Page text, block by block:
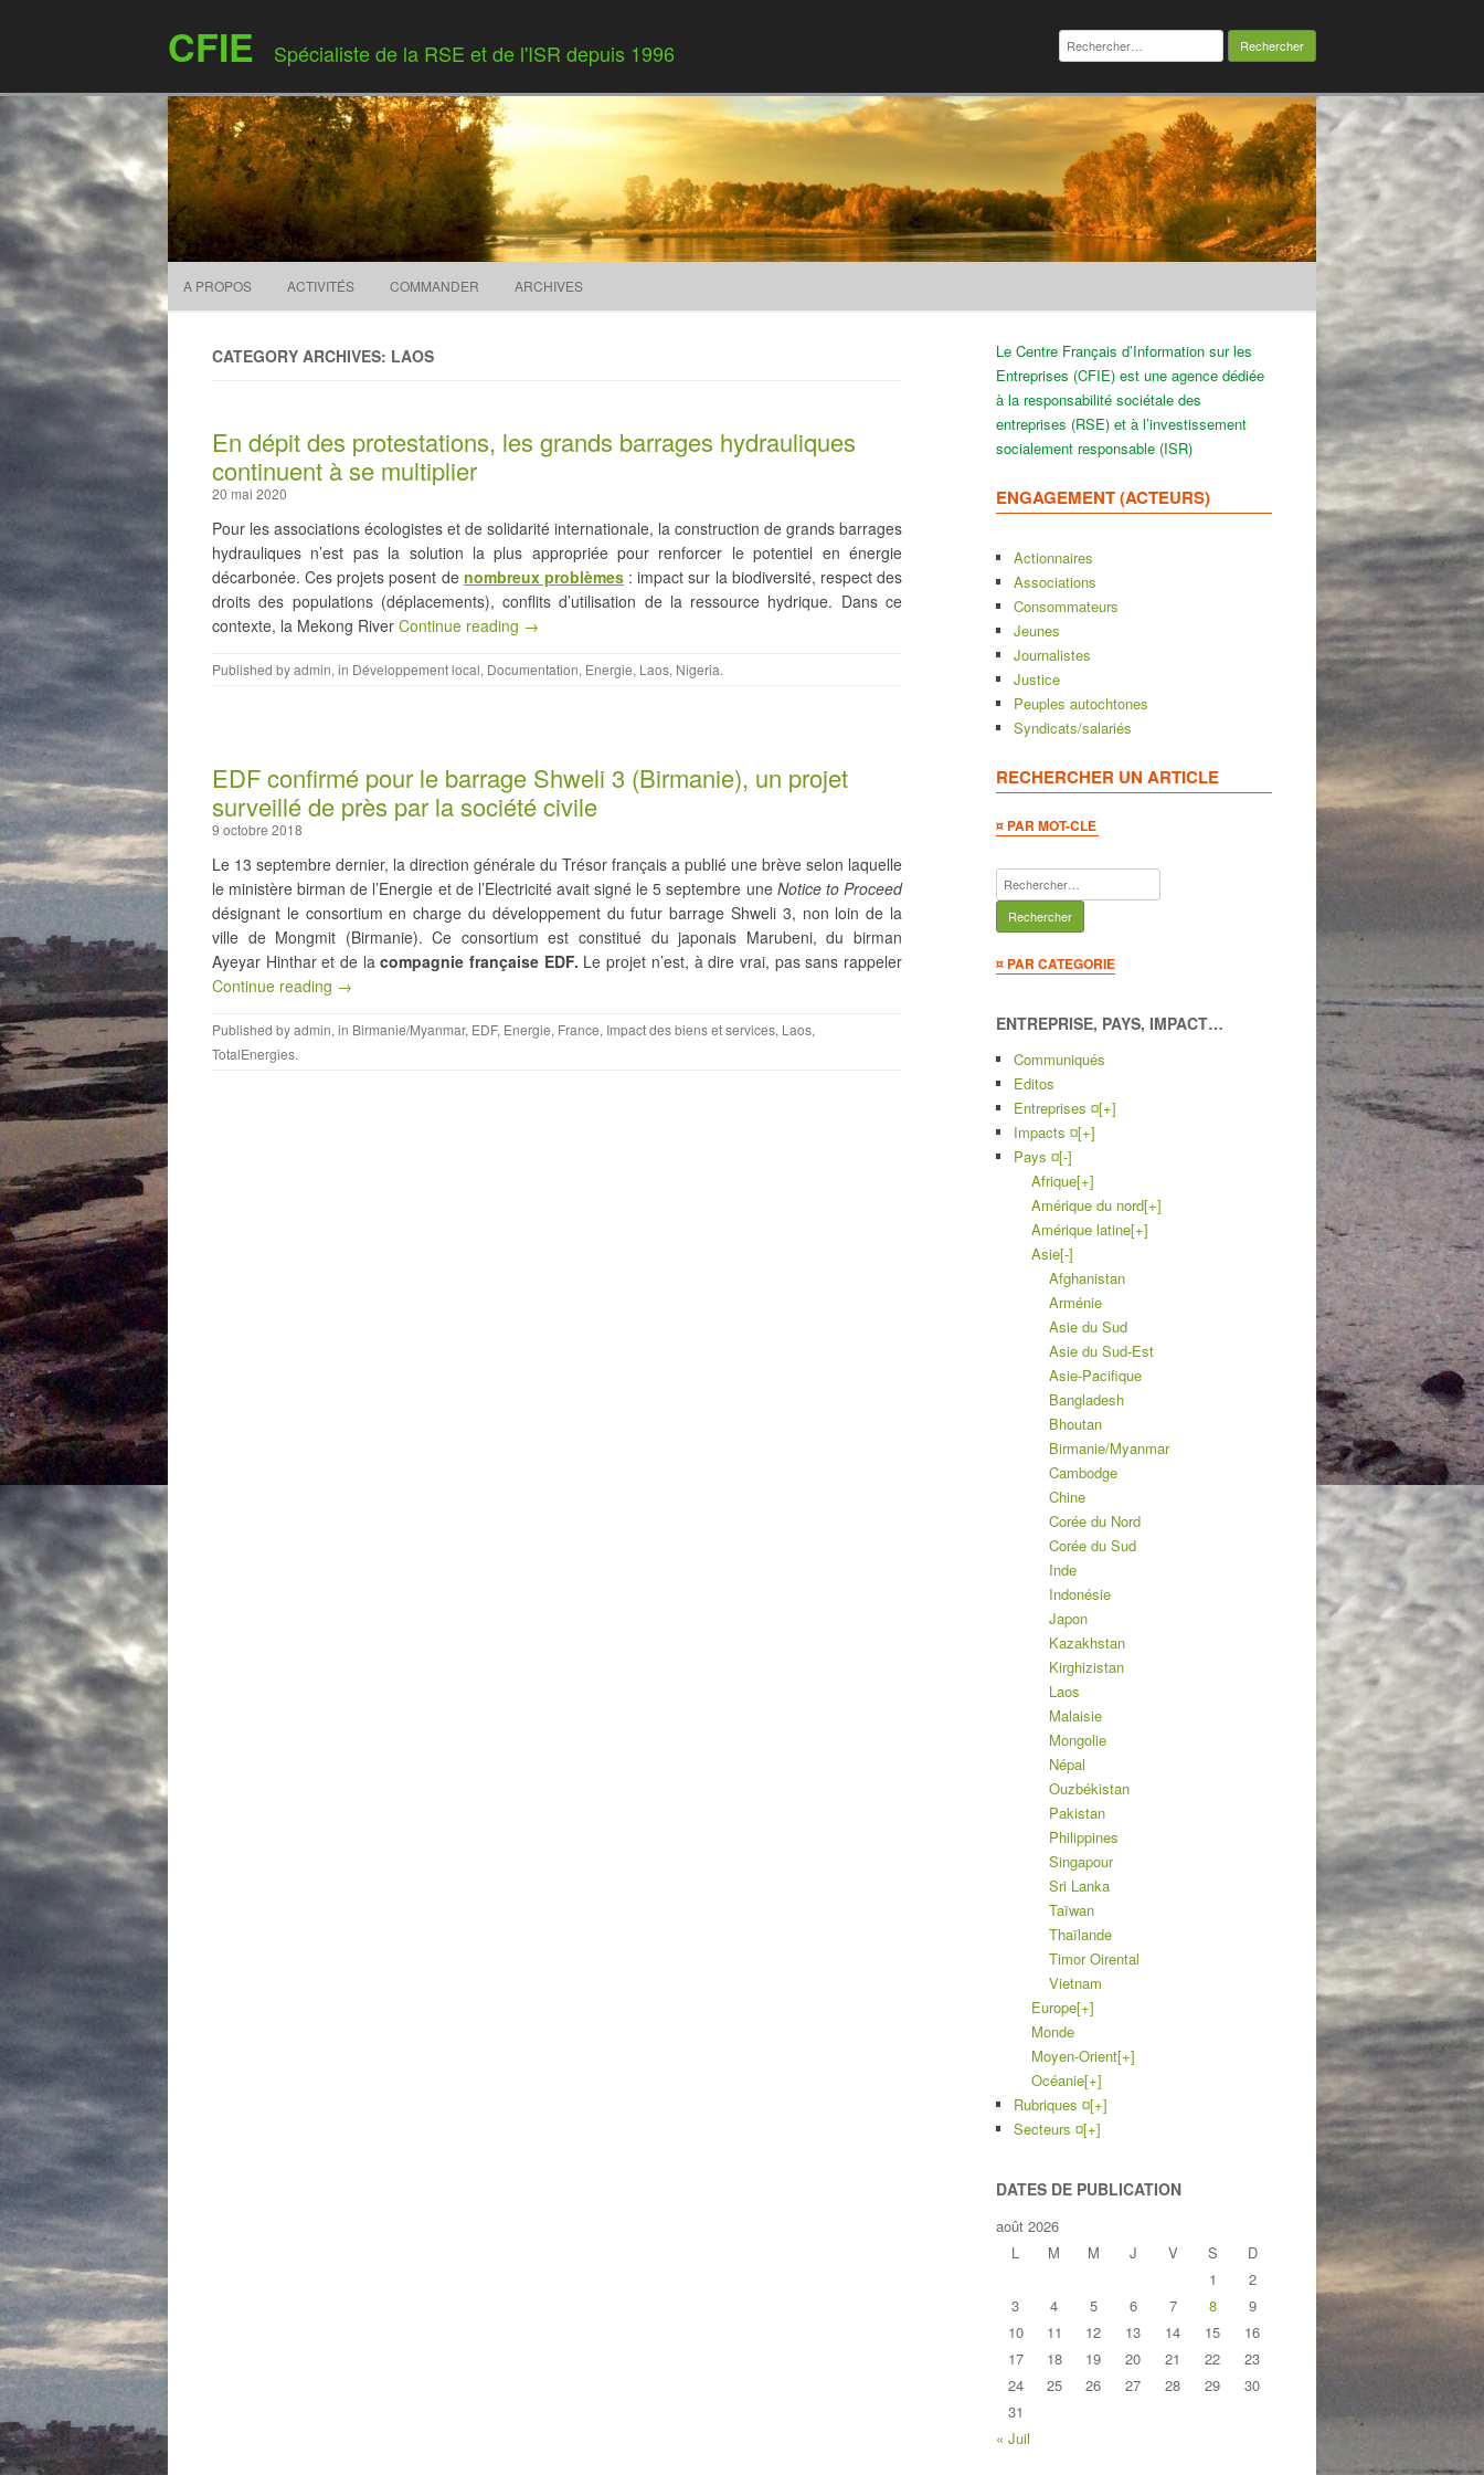
CFIE Spécialiste de la RSE et de l'ISR depuis 1996
Rechercher :
Skip to content
A PROPOS ACTIVITÉS COMMANDER ARCHIVES
CATEGORY ARCHIVES: LAOS
En dépit des protestations, les grands barrages hydrauliques
continuent à se multiplier
20 mai 2020
Pour les associations écologistes et de solidarité internationale, la construction de grands barrages
hydrauliques n’est pas la solution la plus appropriée pour renforcer le potentiel en énergie
décarbonée. Ces projets posent de nombreux problèmes: impact sur la biodiversité, respect des
droits des populations (déplacements), conflits d’utilisation de la ressource hydrique. Dans ce
contexte, la Mekong River Continue reading →
Published byadmin, in Développement local, Documentation, Energie, Laos, Nigeria.
EDF confirmé pour le barrage Shweli 3 (Birmanie), un projet
surveillé de près par la société civile
9 octobre 2018
Le 13 septembre dernier, la direction générale du Trésor français a publié une brève selon laquelle
le ministère birman de l’Energie et de l’Electricité avait signé le 5 septembre une Notice to Proceed
désignant le consortium en charge du développement du futur barrage Shweli 3, non loin de la
ville de Mongmit (Birmanie). Ce consortium est constitué du japonais Marubeni, du birman
Ayeyar Hinthar et de lacompagnie française EDF. Le projet n’est, à dire vrai, pas sans rappeler
Continue reading →
Published byadmin, in Birmanie/Myanmar, EDF, Energie, France, Impact des biens et services, Laos,
TotalEnergies.
Le Centre Français d’Information sur les
Entreprises (CFIE) est une agence dédiée
à la responsabilité sociétale des
entreprises (RSE) et à l’investissement
socialement responsable (ISR)
ENGAGEMENT (ACTEURS)
Actionnaires
Associations
Consommateurs
Jeunes
Journalistes
Justice
Peuples autochtones
Syndicats/salariés
RECHERCHER UN ARTICLE
¤ PAR MOT-CLE
Rechercher :
¤ PAR CATEGORIE
ENTREPRISE, PAYS, IMPACT…
Communiqués
Editos
Entreprises ¤[+]
Impacts ¤[+]
Pays ¤[-]
Afrique[+]
Amérique du nord[+]
Amérique latine[+]
Asie[-]
Afghanistan
Arménie
Asie du Sud
Asie du Sud-Est
Asie-Pacifique
Bangladesh
Bhoutan
Birmanie/Myanmar
Cambodge
Chine
Corée du Nord
Corée du Sud
Inde
Indonésie
Japon
Kazakhstan
Kirghizistan
Laos
Malaisie
Mongolie
Népal
Ouzbékistan
Pakistan
Philippines
Singapour
Sri Lanka
Taïwan
Thaïlande
Timor Oirental
Vietnam
Europe[+]
Monde
Moyen-Orient[+]
Océanie[+]
Rubriques ¤[+]
Secteurs ¤[+]
DATES DE PUBLICATION
août 2026
L
M M J V S
D
1
2
3
4 5 6 7 8
9
10
11 12 13 14 15
16
17
18 19 20 21 22
23
24
25 26 27 28 29
30
31
« Juil